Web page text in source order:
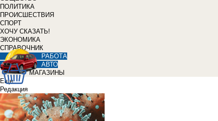
ПОЛИТИКА
ПРОИСШЕСТВИЯ
СПОРТ
ХОЧУ СКАЗАТЬ!
ЭКОНОМИКА
СПРАВОЧНИК
РАБОТА
АВТО
МАГАЗИНЫ
Еще
Редакция